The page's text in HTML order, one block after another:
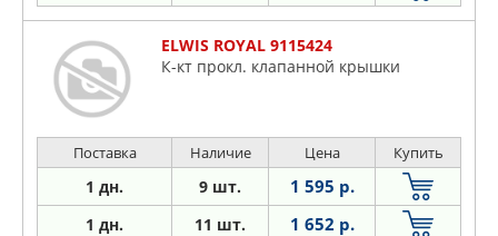
ELWIS ROYAL 9115424
К-кт прокл. клапанной крышки
Поставка Наличие Цена Купить
1 дн. 9 шт. 1 595 р.
1 дн. 11 шт. 1 652 р.